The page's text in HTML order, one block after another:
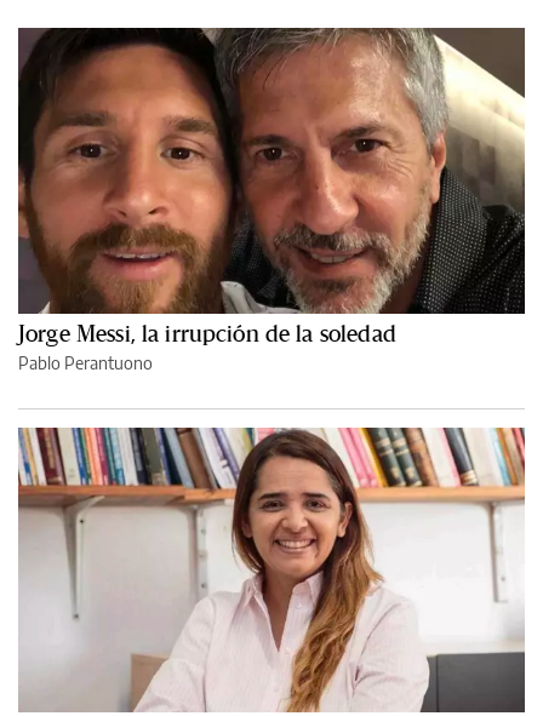
Jorge Messi, la irrupción de la soledad
Pablo Perantuono